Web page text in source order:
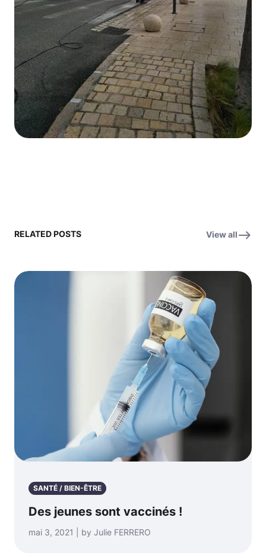
RELATED POSTS View all
SANTÉ / BIEN-ÊTRE
Des jeunes sont vaccinés !
mai 3, 2021 | by Julie FERRERO